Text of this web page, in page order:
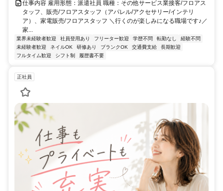
仕事内容 雇用形態：派遣社員 職種：その他サービス業接客/フロアス
タッフ、販売/フロアスタッフ（アパレル/アクセサリー/インテリ
ア）、家電販売/フロアスタッフ ＼行くのが楽しみになる職場です♪／
家...
業界未経験者歓迎 社員登用あり フリーター歓迎 学歴不問 転勤なし
経験不問
未経験者歓迎
ネイルOK 研修あり ブランクOK 交通費支給
長期歓迎
フルタイム歓迎
シフト制 履歴書不要
正社員